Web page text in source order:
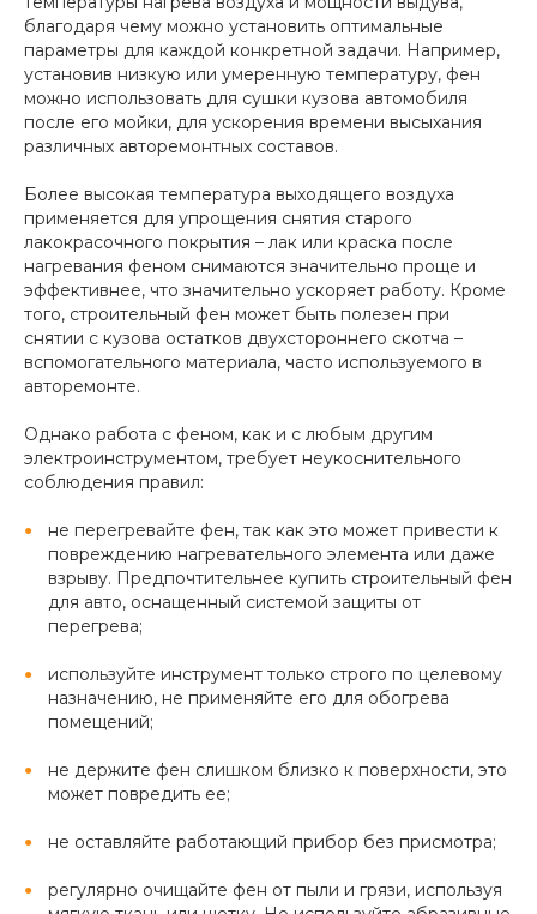
благодаря чему можно установить оптимальные
параметры для каждой конкретной задачи. Например,
установив низкую или умеренную температуру, фен
можно использовать для сушки кузова автомобиля
после его мойки, для ускорения времени высыхания
различных авторемонтных составов.
Более высокая температура выходящего воздуха
применяется для упрощения снятия старого
лакокрасочного покрытия – лак или краска после
нагревания феном снимаются значительно проще и
эффективнее, что значительно ускоряет работу. Кроме
того, строительный фен может быть полезен при
снятии с кузова остатков двухстороннего скотча –
вспомогательного материала, часто используемого в
авторемонте.
Однако работа с феном, как и с любым другим
электроинструментом, требует неукоснительного
соблюдения правил:
не перегревайте фен, так как это может привести к
повреждению нагревательного элемента или даже
взрыву. Предпочтительнее купить строительный фен
для авто, оснащенный системой защиты от
перегрева;
используйте инструмент только строго по целевому
назначению, не применяйте его для обогрева
помещений;
не держите фен слишком близко к поверхности, это
может повредить ее;
не оставляйте работающий прибор без присмотра;
регулярно очищайте фен от пыли и грязи, используя